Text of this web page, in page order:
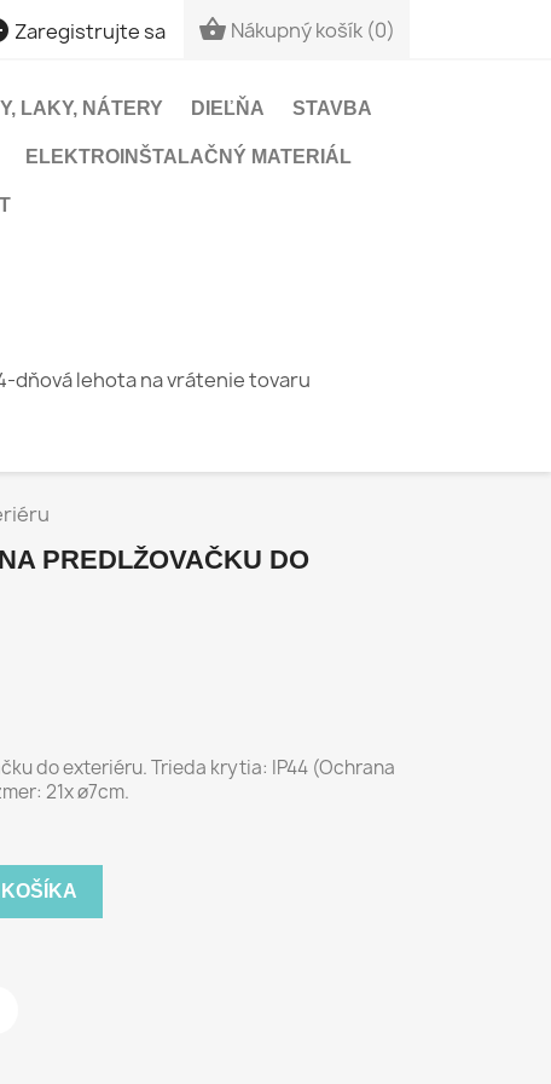
Zaregistrujte sa  Nákupný košík (0)
LAKY, NÁTERY DIEĽŇA STAVBA
ELEKTROINŠTALAČNÝ MATERIÁL
dňová lehota na vrátenie tovaru
PREDLŽOVAČKU DO
do exteriéru. Trieda krytia: IP44 (Ochrana
21x ø7cm.